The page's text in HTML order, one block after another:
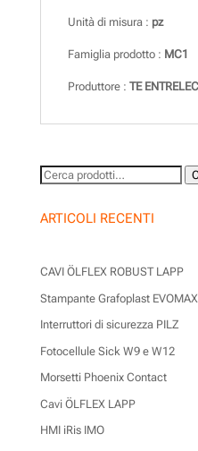
Unità di misura : pz
Famiglia prodotto : MC1
Produttore : TE ENTRELEC
Cerca:
ARTICOLI RECENTI
CAVI ÖLFLEX ROBUST LAPP
Stampante Grafoplast
Interruttori di sicurezza PILZ
Fotocellule Sick W9 e W12
Morsetti Phoenix Contact
Cavi ÖLFLEX LAPP
HMI iRis IMO